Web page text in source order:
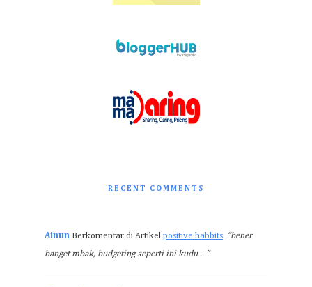
RECENT COMMENTS
Ainun Berkomentar di Artikel positive habbits: “bener
banget mbak, budgeting seperti ini kudu…”